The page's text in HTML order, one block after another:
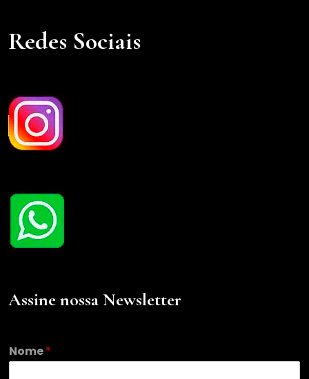
Redes Sociais
Assine nossa Newsletter
Nome*